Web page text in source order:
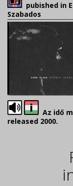
pubished in
Szabados
Az idő
released 2000.